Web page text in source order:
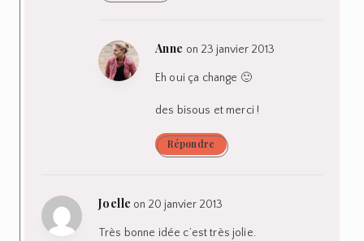
Anne on 23 janvier 2013
Eh oui ça change 🙂
des bisous et merci !
Répondre
Joelle on 20 janvier 2013
Très bonne idée c’est très jolie.